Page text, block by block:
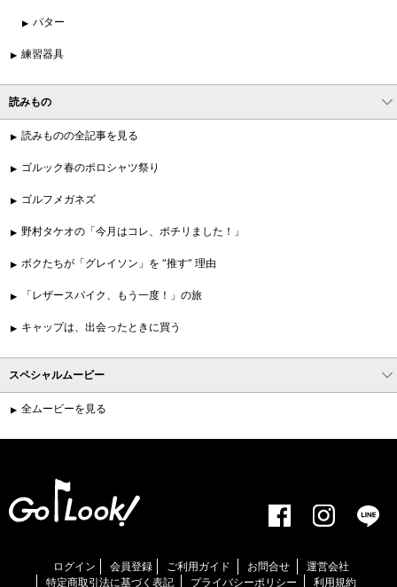
パター
練習器具
読みもの
読みものの全記事を見る
ゴルック春のポロシャツ祭り
ゴルフメガネズ
野村タケオの「今月はコレ、ポチリました！」
ボクたちが「グレイソン」を “推す” 理由
「レザースパイク、もう一度！」の旅
キャップは、出会ったときに買う
スペシャルムービー
全ムービーを見る
ログイン 会員登録 ご利用ガイド お問合せ
運営会社
特定商取引法に基づく表記
プライバシーポリシー 利用規約